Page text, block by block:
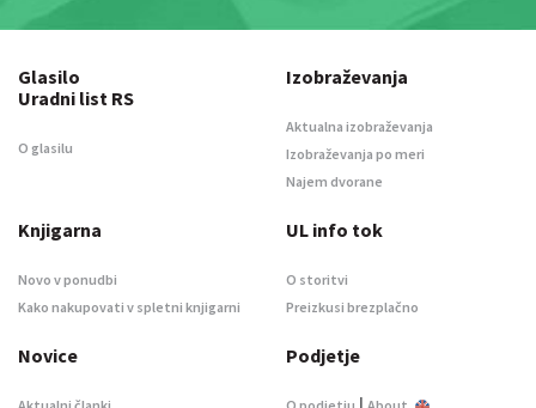
Glasilo
Uradni list RS
O glasilu
Izobraževanja
Aktualna izobraževanja
Izobraževanja po meri
Najem dvorane
Knjigarna
Novo v ponudbi
Kako nakupovati v spletni knjigarni
UL info tok
O storitvi
Preizkusi brezplačno
Novice Podjetje